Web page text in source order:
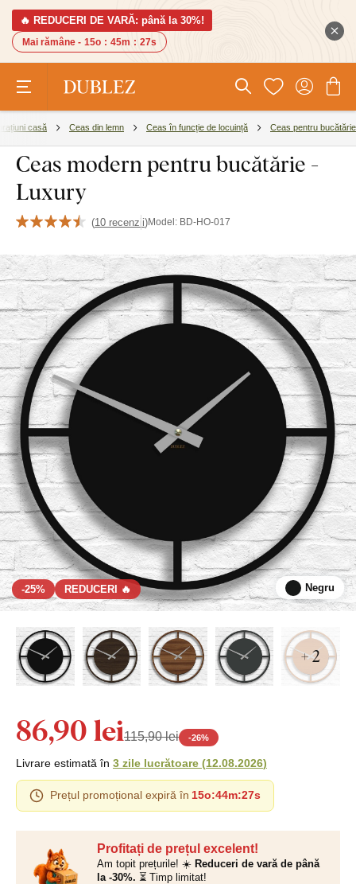
🔥 REDUCERI DE VARĂ: până la 30%!
Mai rămâne - 15o : 45m : 27s
casă Ceas din lemn Ceas în funcție de locuință Ceas pentru bucătărie
Ceas modern pentru bucătărie -
Luxury
(10 recenzii)Model: BD-HO-017
-25% REDUCERI 🔥 Negru
+ 2
Profitați de prețul excelent!
Am topit prețurile! ☀️ Reduceri de vară de până
la -30%. ⏳ Timp limitat!
86,90 lei115,90 lei -26%
Livrare estimată în 3 zile lucrătoare (12.08.2026)
Prețul promoțional expiră în 15o:44m:26s